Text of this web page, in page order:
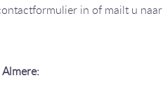
in of mailt u naar